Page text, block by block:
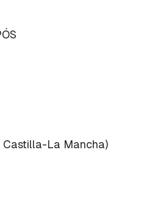
Castilla-La Mancha)